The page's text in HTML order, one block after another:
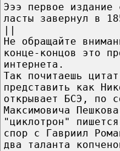
Эээ первое издание
ласты завернул в
||
Не обращайте
конце-концов это
интернета.
Так почитаешь
представить как
открывает БСЭ, по
Максимовича
"циклотрон"
спор с Гавриил
два таланта